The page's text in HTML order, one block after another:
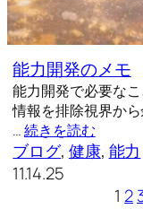
能力開発のメモ
能力開発で必要な
情報を排除視界か
…続きを読む
ブログ, 健康, 能力
11.14.25
1 2